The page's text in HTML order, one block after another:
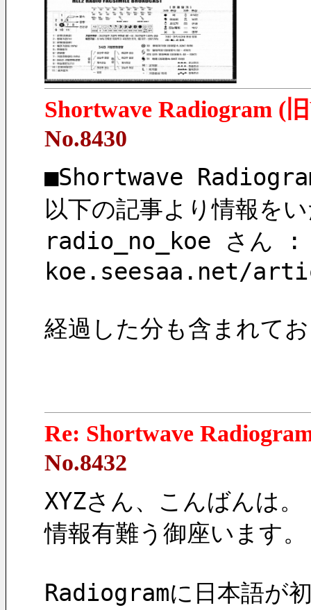
Shortwave Radiogram (
No.8430
■Shortwave
以下の記事より情報を
radio_no_koe さ
koe.seesaa.net/
経過した分も含まれて
Re: Shortwave
No.8432
XYZさん、こんばんは。
情報有難う御座います。
Radiogramに日本語が